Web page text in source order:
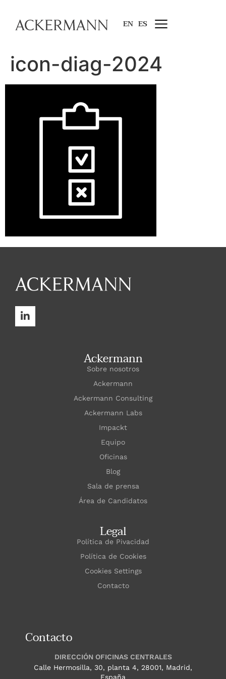
EN ES
icon-diag-2024
Ackermann
Sobre nosotros
Ackermann
Ackermann Consulting
Ackermann Labs
Impackt
Equipo
Oficinas
Blog
Sala de prensa
Área de Candidatos
Legal
Política de Pivacidad
Política de Cookies
Cookies Settings
Contacto
Contacto
DIRECCIÓN OFICINAS CENTRALES
Calle Hermosilla, 30, planta 4, 28001, Madrid,
España